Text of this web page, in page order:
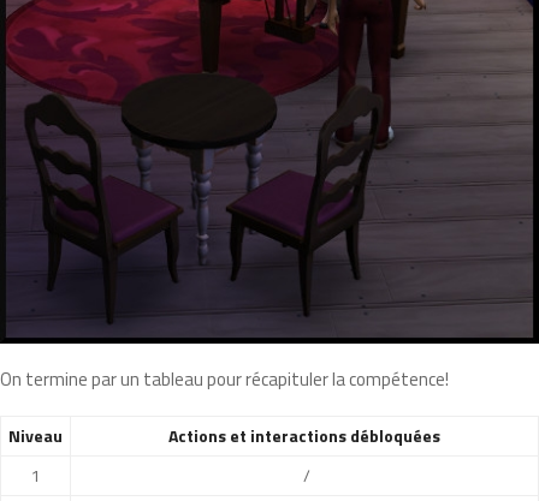
On termine par un tableau pour récapituler la compétence!
Niveau
Actions et interactions débloquées
1
/